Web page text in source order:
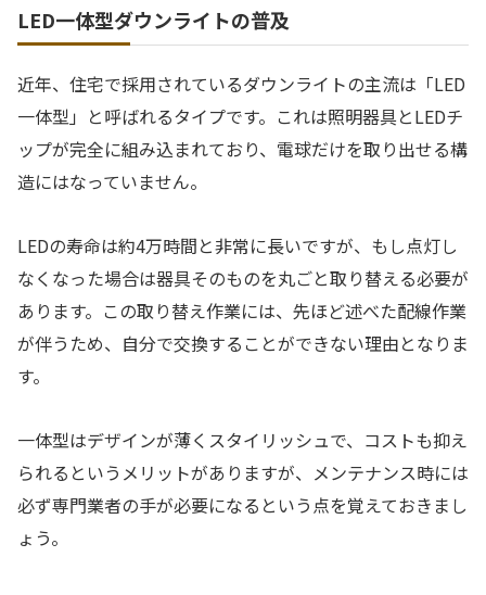
LED一体型ダウンライトの普及
近年、住宅で採用されているダウンライトの主流は「LED
一体型」と呼ばれるタイプです。これは照明器具とLEDチ
ップが完全に組み込まれており、電球だけを取り出せる構
造にはなっていません。
LEDの寿命は約4万時間と非常に長いですが、もし点灯し
なくなった場合は器具そのものを丸ごと取り替える必要が
あります。この取り替え作業には、先ほど述べた配線作業
が伴うため、自分で交換することができない理由となりま
す。
一体型はデザインが薄くスタイリッシュで、コストも抑え
られるというメリットがありますが、メンテナンス時には
必ず専門業者の手が必要になるという点を覚えておきまし
ょう。